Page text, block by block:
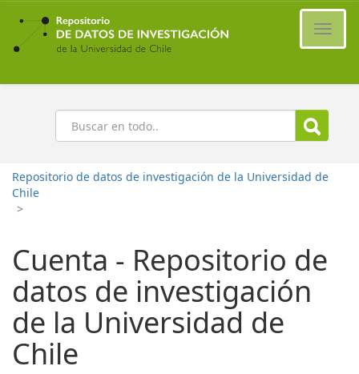
Ir
contenido
principal
Buscar
Repositorio de datos de investigación de la Universidad de
Chile
>
Cuenta - Repositorio de
datos de investigación
de la Universidad de
Chile